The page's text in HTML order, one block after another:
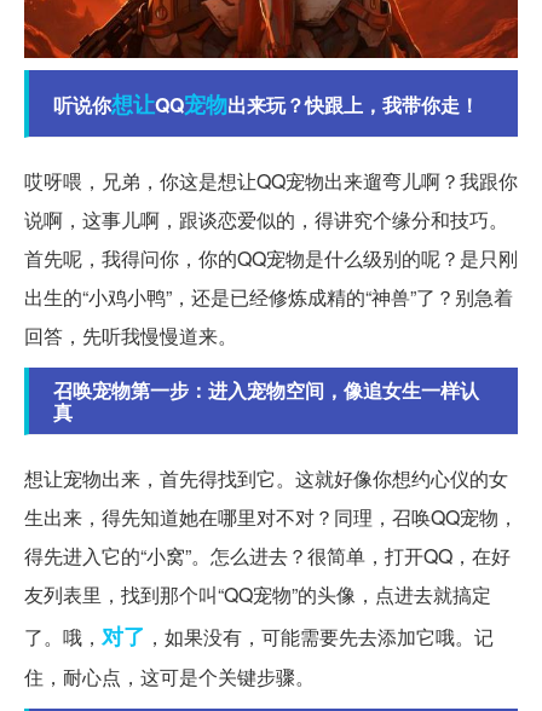
听说你想让QQ宠物出来玩？快跟上，我带你走！
哎呀喂，兄弟，你这是想让QQ宠物出来遛弯儿啊？我跟你
说啊，这事儿啊，跟谈恋爱似的，得讲究个缘分和技巧。
首先呢，我得问你，你的QQ宠物是什么级别的呢？是只刚
出生的“小鸡小鸭”，还是已经修炼成精的“神兽”了？别急着
回答，先听我慢慢道来。
召唤宠物第一步：进入宠物空间，像追女生一样认
真
想让宠物出来，首先得找到它。这就好像你想约心仪的女
生出来，得先知道她在哪里对不对？同理，召唤QQ宠物，
得先进入它的“小窝”。怎么进去？很简单，打开QQ，在好
友列表里，找到那个叫“QQ宠物”的头像，点进去就搞定
了。哦， 对了 ，如果没有，可能需要先去添加它哦。记
住，耐心点，这可是个关键步骤。